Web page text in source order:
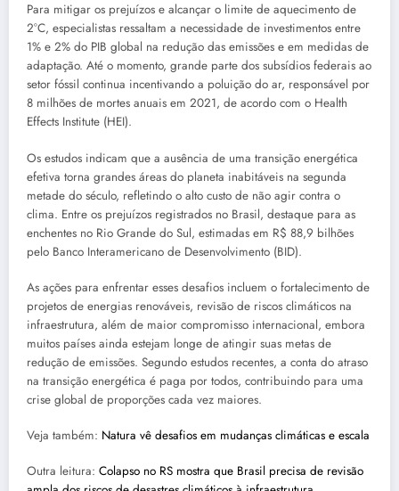
Para mitigar os prejuízos e alcançar o limite de aquecimento de
2°C, especialistas ressaltam a necessidade de investimentos entre
1% e 2% do PIB global na redução das emissões e em medidas de
adaptação. Até o momento, grande parte dos subsídios federais ao
setor fóssil continua incentivando a poluição do ar, responsável por
8 milhões de mortes anuais em 2021, de acordo com o Health
Effects Institute (HEI).
Os estudos indicam que a ausência de uma transição energética
efetiva torna grandes áreas do planeta inabitáveis na segunda
metade do século, refletindo o alto custo de não agir contra o
clima. Entre os prejuízos registrados no Brasil, destaque para as
enchentes no Rio Grande do Sul, estimadas em R$ 88,9 bilhões
pelo Banco Interamericano de Desenvolvimento (BID).
As ações para enfrentar esses desafios incluem o fortalecimento de
projetos de energias renováveis, revisão de riscos climáticos na
infraestrutura, além de maior compromisso internacional, embora
muitos países ainda estejam longe de atingir suas metas de
redução de emissões. Segundo estudos recentes, a conta do atraso
na transição energética é paga por todos, contribuindo para uma
crise global de proporções cada vez maiores.
Veja também: Natura vê desafios em mudanças climáticas e escala
Outra leitura: Colapso no RS mostra que Brasil precisa de revisão